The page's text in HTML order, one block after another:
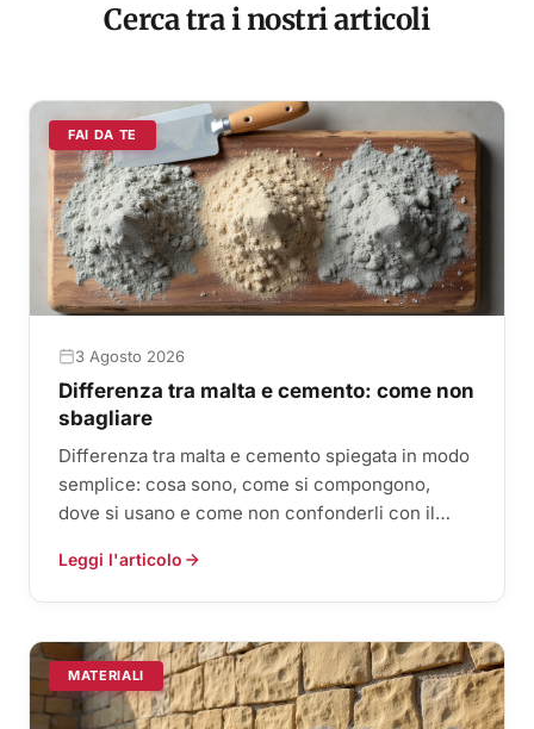
Cerca tra i nostri articoli
FAI DA TE
3 Agosto 2026
Differenza tra malta e cemento: come non
sbagliare
Differenza tra malta e cemento spiegata in modo
semplice: cosa sono, come si compongono,
dove si usano e come non confonderli con il
Leggi l'articolo
MATERIALI